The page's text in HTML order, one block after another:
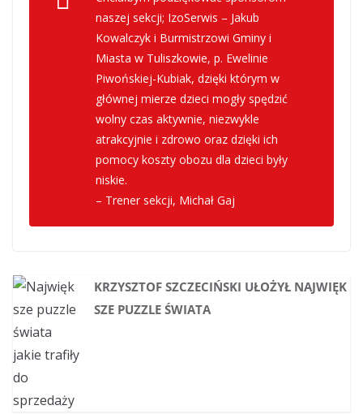
naszej sekcji; IzoSerwis – Jakub
Kowalczyk i Burmistrzowi Gminy i
Miasta w Tuliszkowie, p. Ewelinie
Piwońskiej-Kubiak, dzięki którym w
głównej mierze dzieci mogły spędzić
wolny czas aktywnie, niezwykle
atrakcyjnie i zdrowo oraz dzięki ich
pomocy koszty obozu dla dzieci były
niskie.
– Trener sekcji, Michał Gaj
KRZYSZTOF SZCZECIŃSKI UŁOŻYŁ NAJWIĘK
SZE PUZZLE ŚWIATA